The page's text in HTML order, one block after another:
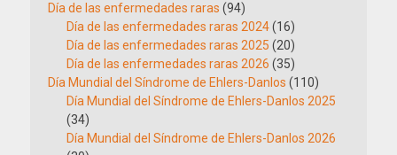
Día de las enfermedades raras (94)
Día de las enfermedades raras 2024(16)
Día de las enfermedades raras 2025 (20)
Día de las enfermedades raras 2026 (35)
Día Mundial del Síndrome de Ehlers-Danlos (110)
Día Mundial del Síndrome de Ehlers-Danlos 2025
(34)
Día Mundial del Síndrome de Ehlers-Danlos 2026